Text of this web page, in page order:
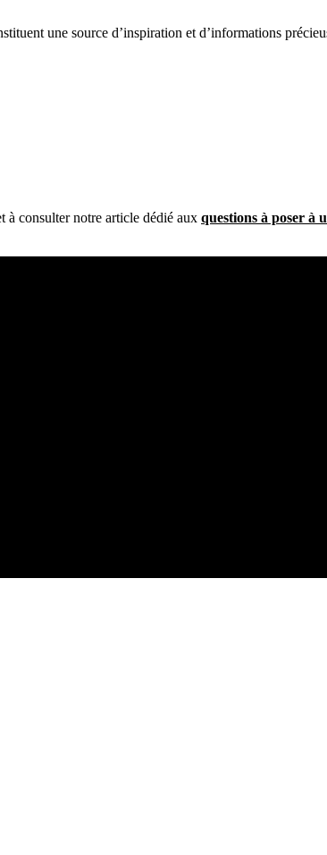
une source d’inspiration et d’informations
à consulter notre article dédié aux questions à poser à